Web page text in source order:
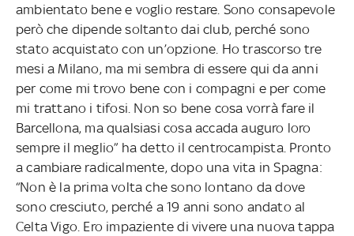
ambientato bene e voglio restare. Sono consapevole
però che dipende soltanto dai club, perché sono
stato acquistato con un’opzione. Ho trascorso tre
mesi a Milano, ma mi sembra di essere qui da anni
per come mi trovo bene con i compagni e per come
mi trattano i tifosi. Non so bene cosa vorrà fare il
Barcellona, ma qualsiasi cosa accada auguro loro
sempre il meglio” ha detto il centrocampista. Pronto
a cambiare radicalmente, dopo una vita in Spagna:
“Non è la prima volta che sono lontano da dove
sono cresciuto, perché a 19 anni sono andato al
Celta Vigo. Ero impaziente di vivere una nuova tappa